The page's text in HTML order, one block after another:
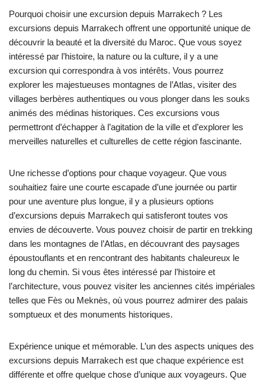
Pourquoi choisir une excursion depuis Marrakech ? Les
excursions depuis Marrakech offrent une opportunité unique de
découvrir la beauté et la diversité du Maroc. Que vous soyez
intéressé par l’histoire, la nature ou la culture, il y a une
excursion qui correspondra à vos intérêts. Vous pourrez
explorer les majestueuses montagnes de l’Atlas, visiter des
villages berbères authentiques ou vous plonger dans les souks
animés des médinas historiques. Ces excursions vous
permettront d’échapper à l’agitation de la ville et d’explorer les
merveilles naturelles et culturelles de cette région fascinante.
Une richesse d’options pour chaque voyageur. Que vous
souhaitiez faire une courte escapade d’une journée ou partir
pour une aventure plus longue, il y a plusieurs options
d’excursions depuis Marrakech qui satisferont toutes vos
envies de découverte. Vous pouvez choisir de partir en trekking
dans les montagnes de l’Atlas, en découvrant des paysages
époustouflants et en rencontrant des habitants chaleureux le
long du chemin. Si vous êtes intéressé par l’histoire et
l’architecture, vous pouvez visiter les anciennes cités impériales
telles que Fès ou Meknès, où vous pourrez admirer des palais
somptueux et des monuments historiques.
Expérience unique et mémorable. L’un des aspects uniques des
excursions depuis Marrakech est que chaque expérience est
différente et offre quelque chose d’unique aux voyageurs. Que